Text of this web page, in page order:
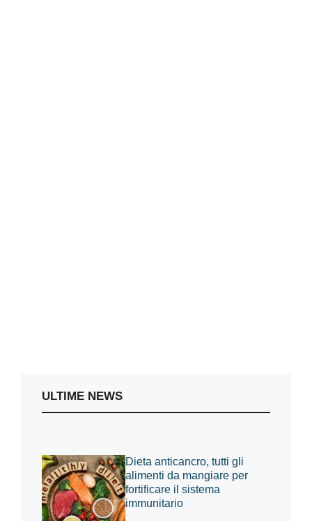
ULTIME NEWS
Dieta anticancro, tutti gli
alimenti da mangiare per
fortificare il sistema
immunitario